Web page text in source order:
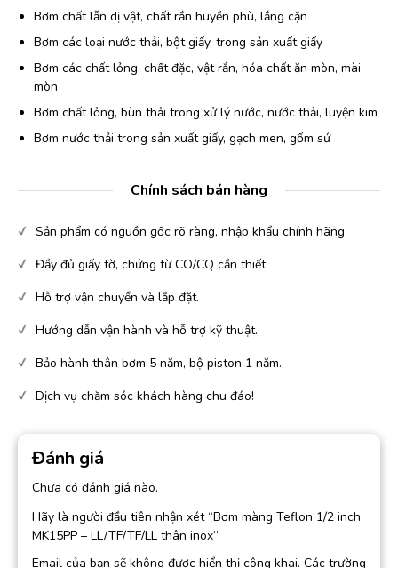
Bơm chất lẫn dị vật, chất rắn huyền phù, lắng cặn
Bơm các loại nước thải, bột giấy, trong sản xuất giấy
Bơm các chất lỏng, chất đặc, vật rắn, hóa chất ăn mòn, mài
mòn
Bơm chất lỏng, bùn thải trong xử lý nước, nước thải, luyện kim
Bơm nước thải trong sản xuất giấy, gạch men, gốm sứ
Chính sách bán hàng
Sản phẩm có nguồn gốc rõ ràng, nhập khẩu chính hãng.
Đầy đủ giấy tờ, chứng từ CO/CQ cần thiết.
Hỗ trợ vận chuyển và lắp đặt.
Hướng dẫn vận hành và hỗ trợ kỹ thuật.
Bảo hành thân bơm 5 năm, bộ piston 1 năm.
Dịch vụ chăm sóc khách hàng chu đáo!
Đánh giá
Chưa có đánh giá nào.
Hãy là người đầu tiên nhận xét “Bơm màng Teflon 1/2 inch
MK15PP – LL/TF/TF/LL thân inox”
Email của bạn sẽ không được hiển thị công khai. Các trường